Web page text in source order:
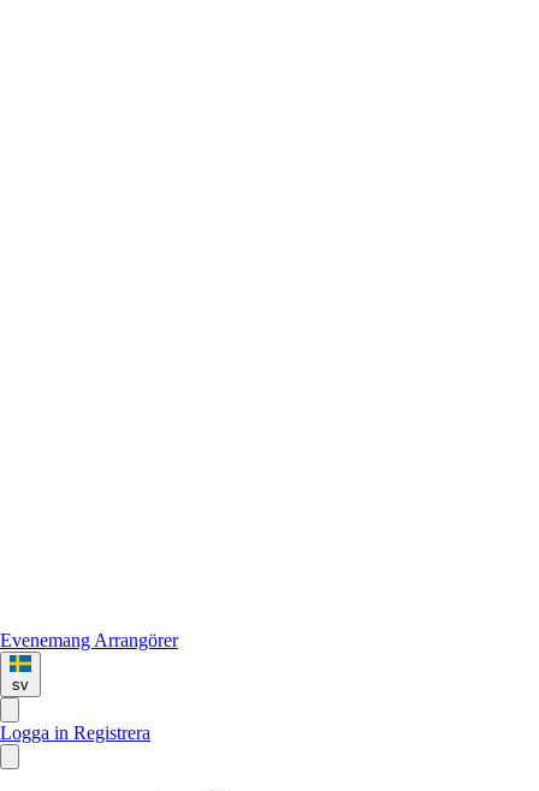
Evenemang Arrangörer
sv
Logga in Registrera